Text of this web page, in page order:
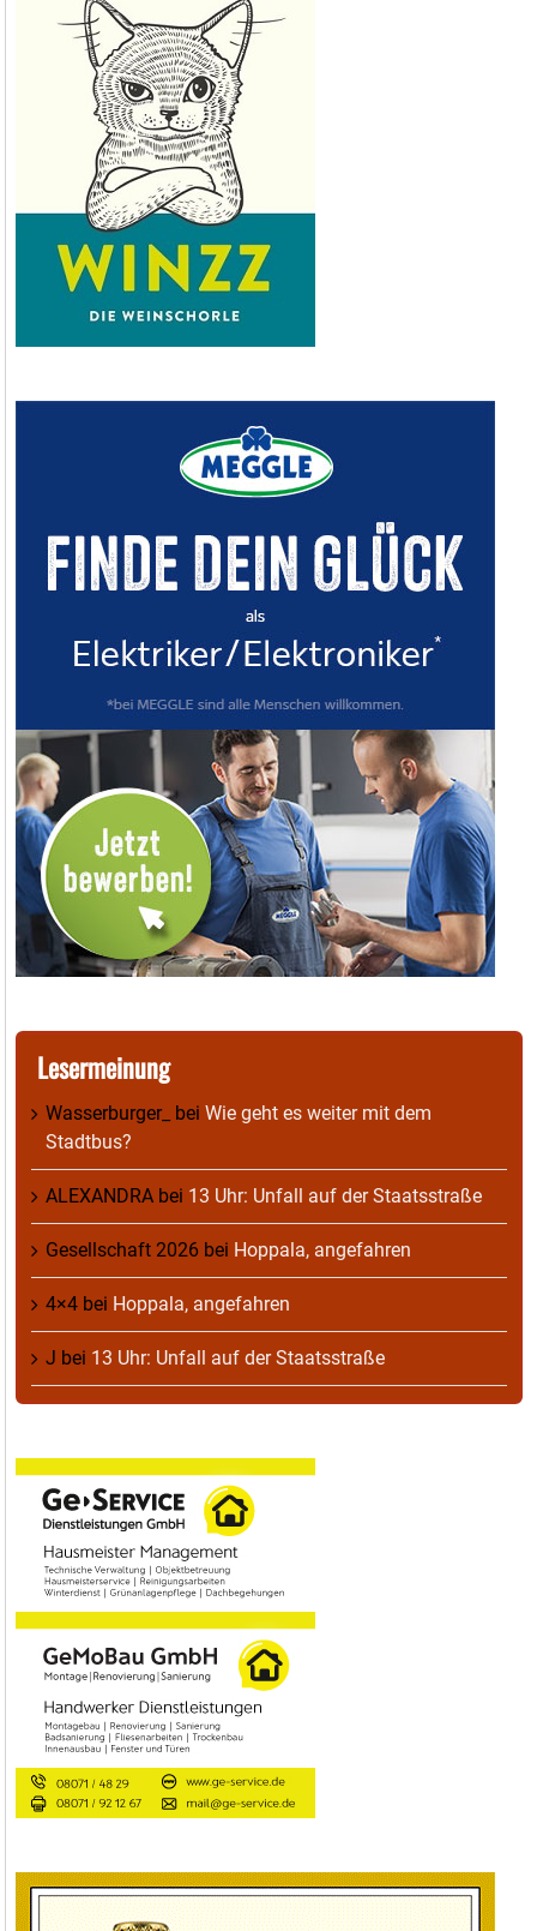
Lesermeinung
Wasserburger_ bei Wie geht es weiter mit dem
Stadtbus?
ALEXANDRA bei 13 Uhr: Unfall auf der Staatsstraße
Gesellschaft 2026 bei Hoppala, angefahren
4×4 bei Hoppala, angefahren
J bei 13 Uhr: Unfall auf der Staatsstraße